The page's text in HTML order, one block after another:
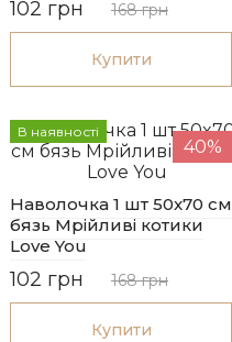
102 грн 168 грн
Купити
В наявності
40%
Наволочка 1 шт 50x70 см
бязь Мрійливі котики
Love You
102 грн 168 грн
Купити